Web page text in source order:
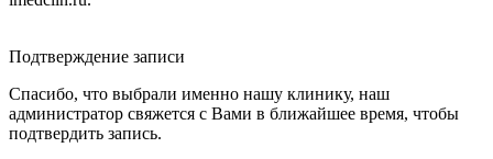
Подтверждение записи
Спасибо, что выбрали именно нашу клинику, наш
администратор свяжется с Вами в ближайшее время, чтобы
подтвердить запись.